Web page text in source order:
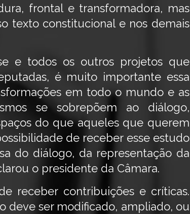
frontal e transformadora, mas
texto constitucional e nos demais
e todos os outros projetos que
é muito importante essa
em todo o mundo e as
se sobrepõem ao diálogo,
do que aqueles que querem
de receber esse estudo
do diálogo, da representação da
o presidente da Câmara.
receber contribuições e críticas.
deve ser modificado, ampliado, ou